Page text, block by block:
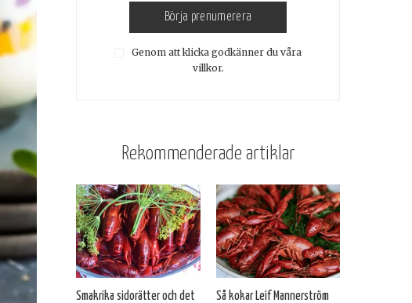
Börja prenumerera
Genom att klicka godkänner du våra
villkor.
Rekommenderade artiklar
Smakrika sidorätter och det
Så kokar Leif Mannerström